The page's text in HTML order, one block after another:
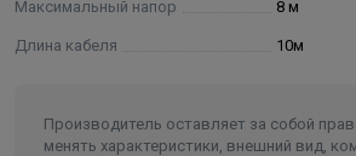
Максимальный напор 8 м
Длина кабеля 10м
Производитель оставляет за собой
менять характеристики, внешний вид,